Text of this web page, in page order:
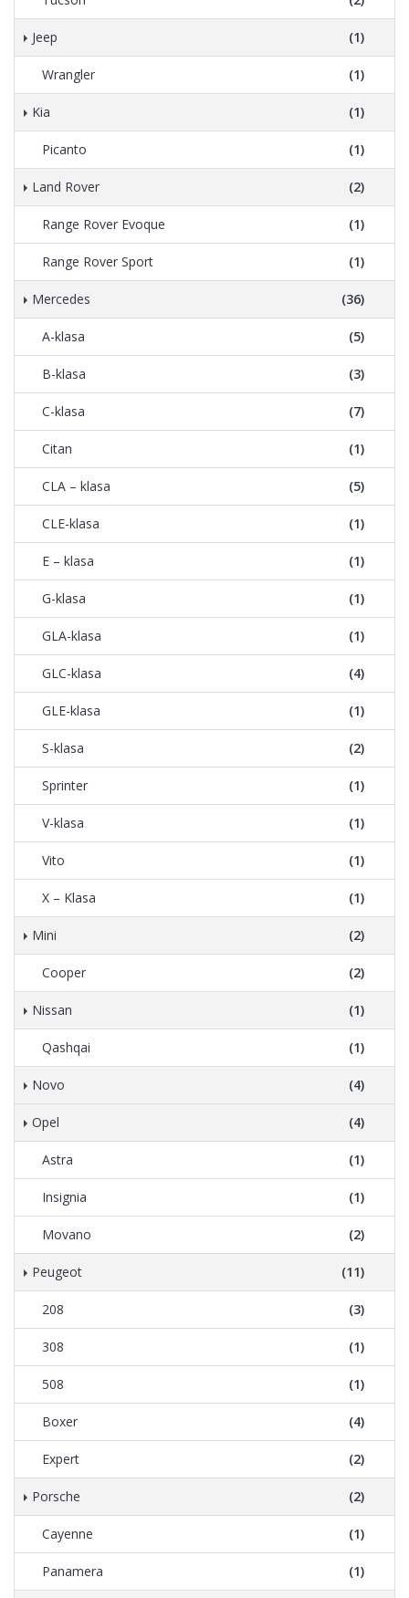
Jeep (1)
Wrangler (1)
Kia (1)
Picanto (1)
Land Rover (2)
Range Rover Evoque (1)
Range Rover Sport (1)
Mercedes (36)
A-klasa (5)
B-klasa (3)
C-klasa (7)
Citan (1)
CLA – klasa (5)
CLE-klasa (1)
E – klasa (1)
G-klasa (1)
GLA-klasa (1)
GLC-klasa (4)
GLE-klasa (1)
S-klasa (2)
Sprinter (1)
V-klasa (1)
Vito (1)
X – Klasa (1)
Mini (2)
Cooper (2)
Nissan (1)
Qashqai (1)
Novo (4)
Opel (4)
Astra (1)
Insignia (1)
Movano (2)
Peugeot (11)
208 (3)
308 (1)
508 (1)
Boxer (4)
Expert (2)
Porsche (2)
Cayenne (1)
Panamera (1)